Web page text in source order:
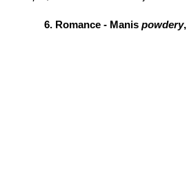
Romance - Manis powdery